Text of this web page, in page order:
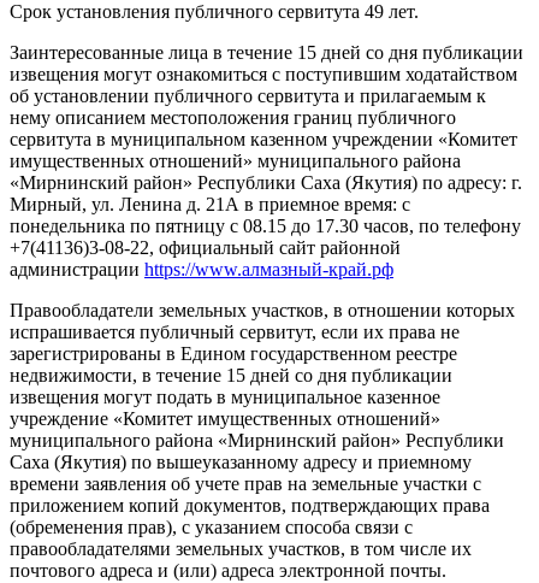
Срок установления публичного сервитута 49 лет.
Заинтересованные лица в течение 15 дней со дня публикации
извещения могут ознакомиться с поступившим ходатайством
об установлении публичного сервитута и прилагаемым к
нему описанием местоположения границ публичного
сервитута в муниципальном казенном учреждении «Комитет
имущественных отношений» муниципального района
«Мирнинский район» Республики Саха (Якутия) по адресу: г.
Мирный, ул. Ленина д. 21А в приемное время: с
понедельника по пятницу с 08.15 до 17.30 часов, по телефону
+7(41136)3-08-22, официальный сайт районной
администрации https://www.алмазный-край.рф
Правообладатели земельных участков, в отношении которых
испрашивается публичный сервитут, если их права не
зарегистрированы в Едином государственном реестре
недвижимости, в течение 15 дней со дня публикации
извещения могут подать в муниципальное казенное
учреждение «Комитет имущественных отношений»
муниципального района «Мирнинский район» Республики
Саха (Якутия) по вышеуказанному адресу и приемному
времени заявления об учете прав на земельные участки с
приложением копий документов, подтверждающих права
(обременения прав), с указанием способа связи с
правообладателями земельных участков, в том числе их
почтового адреса и (или) адреса электронной почты.